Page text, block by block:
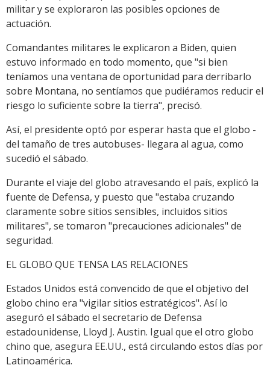
militar y se exploraron las posibles opciones de
actuación.
Comandantes militares le explicaron a Biden, quien
estuvo informado en todo momento, que "si bien
teníamos una ventana de oportunidad para derribarlo
sobre Montana, no sentíamos que pudiéramos reducir el
riesgo lo suficiente sobre la tierra", precisó.
Así, el presidente optó por esperar hasta que el globo -
del tamaño de tres autobuses- llegara al agua, como
sucedió el sábado.
Durante el viaje del globo atravesando el país, explicó la
fuente de Defensa, y puesto que "estaba cruzando
claramente sobre sitios sensibles, incluidos sitios
militares", se tomaron "precauciones adicionales" de
seguridad.
EL GLOBO QUE TENSA LAS RELACIONES
Estados Unidos está convencido de que el objetivo del
globo chino era "vigilar sitios estratégicos". Así lo
aseguró el sábado el secretario de Defensa
estadounidense, Lloyd J. Austin. Igual que el otro globo
chino que, asegura EE.UU., está circulando estos días por
Latinoamérica.